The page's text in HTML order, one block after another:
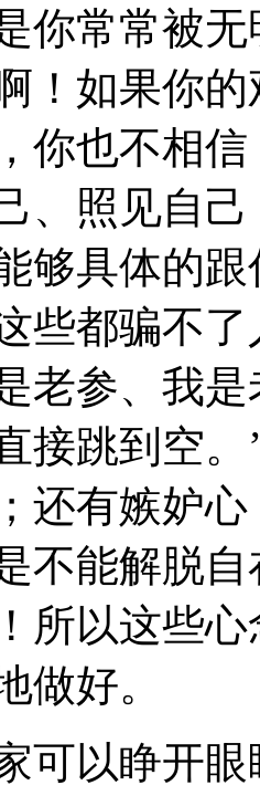
你常常被
！如果你
你也不相
、照见自
够具体的
些都骗不
老参、我
接跳到空
还有嫉妒
不能解脱
所以这些
做好。
以睁开眼